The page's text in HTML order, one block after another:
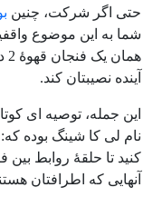
حتی اگر شرکت، چنین
شما به این موضوع
آینده نصیبتان کند.
این جمله، توصیه ای
نام لی کا شینگ بوده که:
کنید تا حلقهٔ روابط
آنهایی که اطرافتان